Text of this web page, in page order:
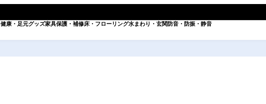
健康・足元グッズ家具保護・補修床・フローリング水まわり・玄関 防音・防振・静音